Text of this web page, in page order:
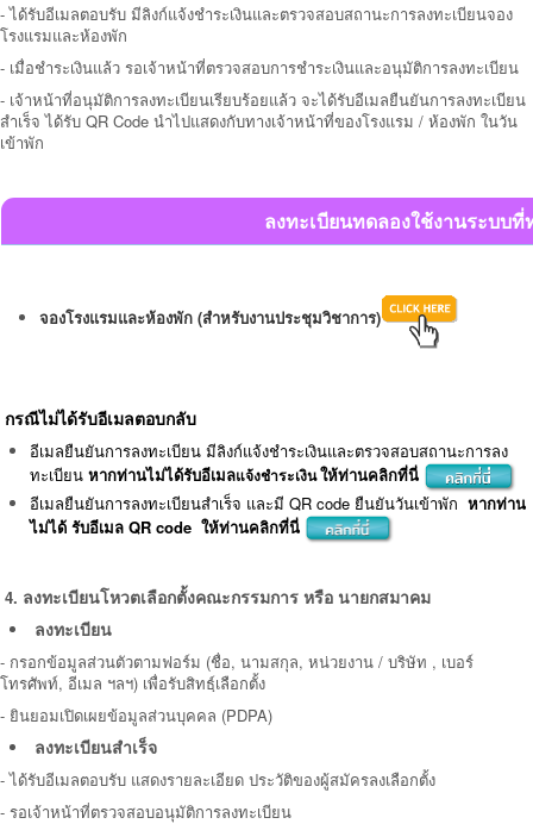
-ได้รับอีเมลตอบรับ มีลิงก์แจ้งชำระเงินและตรวจสอบสถานะการลงทะเบียนจอง
โรงแรมและห้องพัก
- เมื่อชำระเงินแล้ว รอเจ้าหน้าที่ตรวจสอบการชำระเงินและอนุมัติการลงทะเบียน
- เจ้าหน้าที่อนุมัติการลงทะเบียนเรียบร้อยแล้ว จะได้รับอีเมลยืนยันการลงทะเบียน
สำเร็จ ได้รับ QR Code นำไปแสดงกับทางเจ้าหน้าที่ของโรงแรม / ห้องพัก ในวัน
เข้าพัก
ลงทะเบียนทดลองใช้งานระบบที่
จองโรงแรมและห้องพัก (สำหรับงานประชุมวิชาการ)
กรณีไม่ได้รับอีเมลตอบกลับ
อีเมลยืนยันการลงทะเบียน มีลิงก์แจ้งชำระเงินและตรวจสอบสถานะการลง
ทะเบียน หากท่านไม่ได้รับอีเมลแจ้งชำระเงินให้ท่านคลิกที่นี่
อีเมลยืนยันการลงทะเบียนสำเร็จ และมี QR code ยืนยันวันเข้าพัก หากท่าน
ไม่ได้ รับอีเมล QR code ให้ท่านคลิกที่นี่
4. ลงทะเบียนโหวตเลือกตั้งคณะกรรมการ หรือ นายกสมาคม
ลงทะเบียน
- กรอกข้อมูลส่วนตัวตามฟอร์ม (ชื่อ, นามสกุล, หน่วยงาน / บริษัท , เบอร์
โทรศัพท์, อีเมล ฯลฯ) เพื่อรับสิทธฺ์เลือกตั้ง
- ยินยอมเปิดเผยข้อมูลส่วนบุคคล (PDPA)
ลงทะเบียนสำเร็จ
- ได้รับอีเมลตอบรับ แสดงรายละเอียด ประวัติของผู้สมัครลงเลือกตั้ง
- รอเจ้าหน้าที่ตรวจสอบอนุมัติการลงทะเบียน